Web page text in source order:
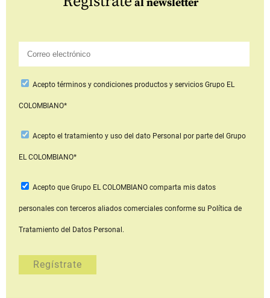
Aceptotérminos y condiciones productos y serviciosGrupo EL
COLOMBIANO*
Acepto el tratamiento y uso del dato Personal por parte del Grupo
EL COLOMBIANO*
Acepto que Grupo EL COLOMBIANOcomparta mis datos
personales con terceros aliados comerciales conforme su Política de
Tratamiento del Datos Personal.